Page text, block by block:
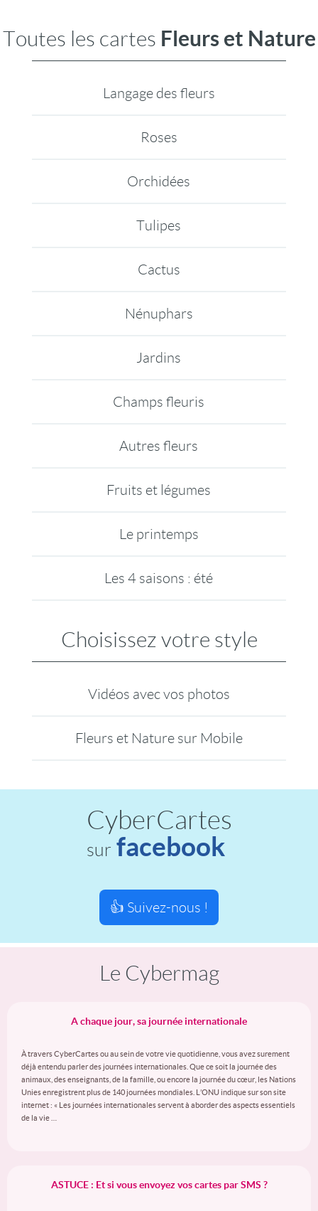
Toutes les cartes Fleurs et Nature
Langage des fleurs
Roses
Orchidées
Tulipes
Cactus
Nénuphars
Jardins
Champs fleuris
Autres fleurs
Fruits et légumes
Le printemps
Les 4 saisons : été
Choisissez votre style
Vidéos avec vos photos
Fleurs et Nature sur Mobile
CyberCartes
sur facebook
👍 Suivez-nous !
Le Cybermag
A chaque jour, sa journée internationale
À travers CyberCartes ou au sein de votre vie quotidienne, vous avez surement
déjà entendu parler des journées internationales. Que ce soit la journée des
animaux, des enseignants, de la famille, ou encore la journée du cœur, les Nations
Unies enregistrent plus de 140 journées mondiales. L’ONU indique sur son site
internet : « Les journées internationales servent à aborder des aspects essentiels
de la vie …
ASTUCE : Et si vous envoyez vos cartes par SMS ?